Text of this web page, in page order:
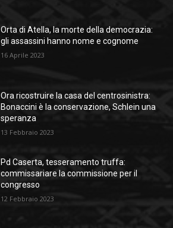
Orta di Atella, la morte della democrazia:
gli assassini hanno nome e cognome
16 Aprile 2023
Ora ricostruire la casa del centrosinistra:
Bonaccini è la conservazione, Schlein una
speranza
13 Febbraio 2023
Pd Caserta, tesseramento truffa:
commissariare la commissione per il
congresso
12 Febbraio 2023